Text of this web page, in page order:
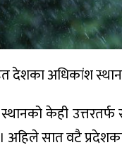
देशका अधिकांश
केही
सात वटै